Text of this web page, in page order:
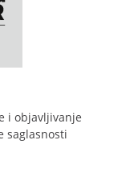
i objavljivanje
saglasnosti